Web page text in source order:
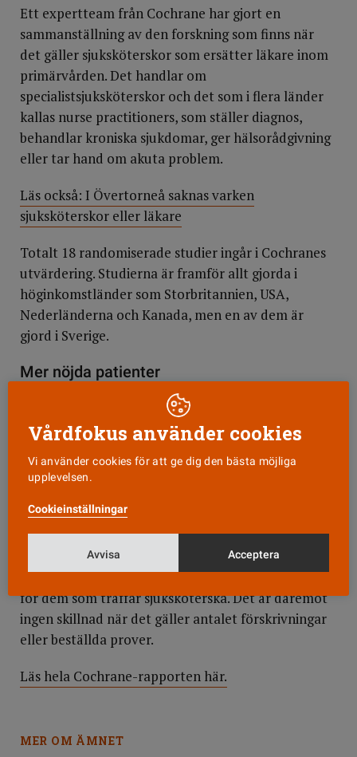
Ett expertteam från Cochrane har gjort en
sammanställning av den forskning som finns när
det gäller sjuksköterskor som ersätter läkare inom
primärvården. Det handlar om
specialistsjuksköterskor och det som i flera länder
kallas nurse practitioners, som ställer diagnos,
behandlar kroniska sjukdomar, ger hälsorådgivning
eller tar hand om akuta problem.
Läs också: I Övertorneå saknas varken
sjuksköterskor eller läkare
Totalt 18 randomiserade studier ingår i Cochranes
utvärdering. Studierna är framför allt gjorda i
höginkomstländer som Storbritannien, USA,
Nederländerna och Kanada, men en av dem är
gjord i Sverige.
Mer nöjda patienter
Resultatet visar att när det gäller kroniska och vissa
akuta fysiska problem ger specialistsjuksköterskor
lika bra, eller till och med bättre vård jämfört med
primärvårdsläkare. Utfallet för patienternas hälsa
blir också lika bra eller bättre. Patienterna är mer
Forskningen visar också att besöken hos
sjuksköterska är något längre än hos läkaren.
Jämfört med läkare så är det något fler återbesök
för dem som träffar sjuksköterska. Det är däremot
ingen skillnad när det gäller antalet förskrivningar
eller beställda prover.
Läs hela Cochrane-rapporten här.
MER OM ÄMNET
Vårdfokus använder cookies
Vi använder cookies för att ge dig den bästa möjliga
upplevelsen.
Cookieinställningar
Avvisa Acceptera